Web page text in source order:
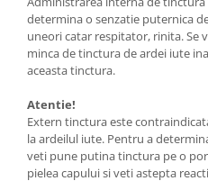
determina o senzatie puternica
uneori catar respitator, rinita. Se
minca de tinctura de ardei iute
aceasta tinctura.
Atentie!
Extern tinctura este
la ardeilul iute. Pentru a
veti pune putina tinctura pe o
pielea capului si veti astepta